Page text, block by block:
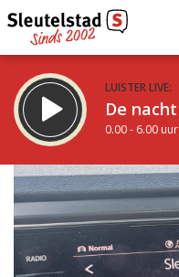
LUISTER LIVE:
De
0.00 - 6.00 uur
STRAKS:
De ochtend van
6.00 - 12.00 uur
Vorig uur